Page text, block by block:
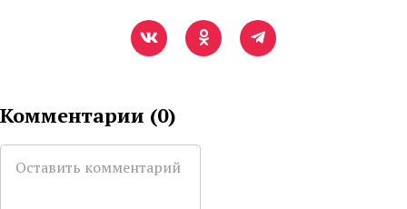
Комментарии (0)